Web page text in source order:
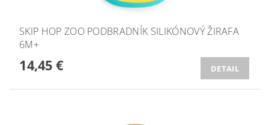
SKIP HOP ZOO PODBRADNÍK SILIKÓNOVÝ ŽIRAFA
6M+
14,45 € DETAIL